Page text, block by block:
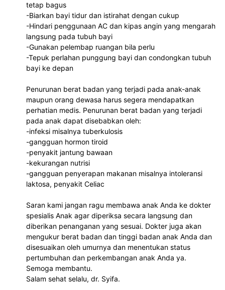
tetap bagus
-Biarkan bayi tidur dan istirahat dengan cukup
-Hindari penggunaan AC dan kipas angin yang mengarah
langsung pada tubuh bayi
-Gunakan pelembap ruangan bila perlu
-Tepuk perlahan punggung bayi dan condongkan tubuh
bayi ke depan
Penurunan berat badan yang terjadi pada anak-anak
maupun orang dewasa harus segera mendapatkan
perhatian medis. Penurunan berat badan yang terjadi
pada anak dapat disebabkan oleh:
-infeksi misalnya tuberkulosis
-gangguan hormon tiroid
-penyakit jantung bawaan
-kekurangan nutrisi
-gangguan penyerapan makanan misalnya intoleransi
laktosa, penyakit Celiac
Saran kami jangan ragu membawa anak Anda ke dokter
spesialis Anak agar diperiksa secara langsung dan
diberikan penanganan yang sesuai. Dokter juga akan
mengukur berat badan dan tinggi badan anak Anda dan
disesuaikan oleh umurnya dan menentukan status
pertumbuhan dan perkembangan anak Anda ya.
Semoga membantu.
Salam sehat selalu, dr. Syifa.